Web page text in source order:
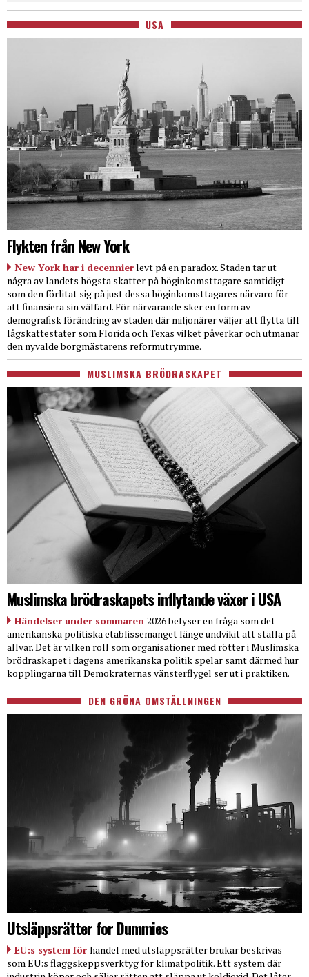
USA
Flykten från New York
New York har i decennierlevt på en paradox. Staden tar ut
några av landets högsta skatter på höginkomsttagare samtidigt
som den förlitat sig på just dessa höginkomsttagares närvaro för
att finansiera sin välfärd. För närvarande sker en form av
demografisk förändring av staden där miljonärer väljer att flytta till
lågskattestater som Florida och Texas vilket påverkar och utmanar
den nyvalde borgmästarens reformutrymme.
MUSLIMSKA BRÖDRASKAPET
Muslimska brödraskapets inflytande växer i USA
Händelser under sommaren 2026 belyser en fråga som det
amerikanska politiska etablissemanget länge undvikit att ställa på
allvar. Det är vilken roll som organisationer med rötter i Muslimska
brödraskapet i dagens amerikanska politik spelar samt därmed hur
kopplingarna till Demokraternas vänsterflygel ser ut i praktiken.
DEN GRÖNA OMSTÄLLNINGEN
Utsläppsrätter for Dummies
EU:s system för handel med utsläppsrätter brukar beskrivas
som EU:s flaggskeppsverktyg för klimatpolitik. Ett system där